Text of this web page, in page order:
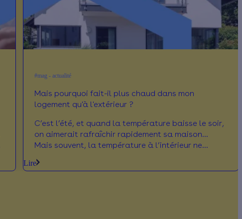
#mag - actualité
Mais pourquoi fait-il plus chaud dans mon
logement qu'à l'extérieur ?
C’est l’été, et quand la température baisse le soir,
on aimerait rafraîchir rapidement sa maison…
Mais souvent, la température à l’intérieur ne
aération. Pourquoi mon logement garde-t-il la
Lire